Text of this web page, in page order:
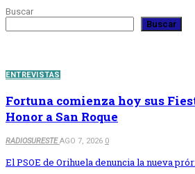
Buscar
Buscar
ENTREVISTAS
Fortuna comienza hoy sus
Honor a San Roque
RADIOSURESTEAGO 7, 2026 0
El PSOE de Orihuela denuncia la nueva